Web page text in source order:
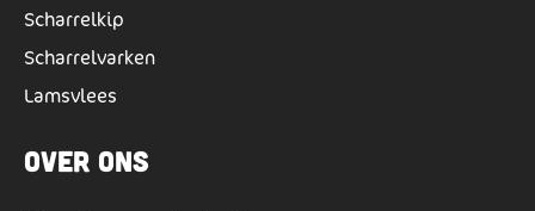
Scharrelkip
Scharrelvarken
Lamsvlees
Over ons